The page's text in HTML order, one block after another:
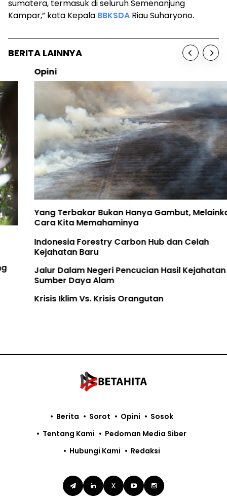
sumatera, termasuk di seluruh Semenanjung
Kampar,” kata Kepala BBKSDA Riau Suharyono.
BERITA LAINNYA
Yang Terbakar Bukan Hanya Gambut, Melainkan
Cara Kita Memahaminya
Indonesia Forestry Carbon Hub dan Celah
Kejahatan Baru
Jalur Dalam Negeri Pencucian Hasil Kejahatan
Sumber Daya Alam
Krisis Iklim Vs. Krisis Orangutan
X
Berita Sorot Opini
Sosok
Tentang Kami
Pedoman Media Siber
Hubungi Kami
Redaksi